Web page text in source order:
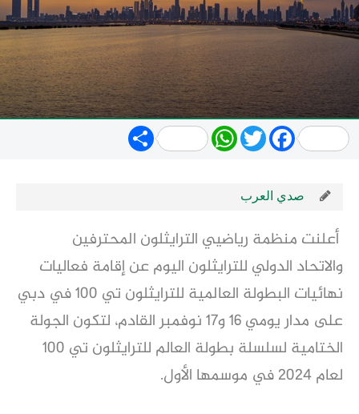
Share WhatsApp
TwitterFacebook
صدي العرب
أعلنت منظمة رياضيي الترايثلون المحترفين
والاتحاد الدولي للترايثلون اليوم عن إقامة فعاليات
نهائيات البطولة العالمية للترايثلون تي 100 في دبي
على مدار يومي 16 و17 نوفمبر القادم، لتكون الجولة
الختامية لسلسلة بطولة العالم للترايثلون تي 100
لعام 2024 في موسمها الأول.